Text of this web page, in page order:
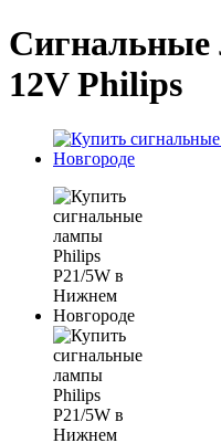
12V Philips